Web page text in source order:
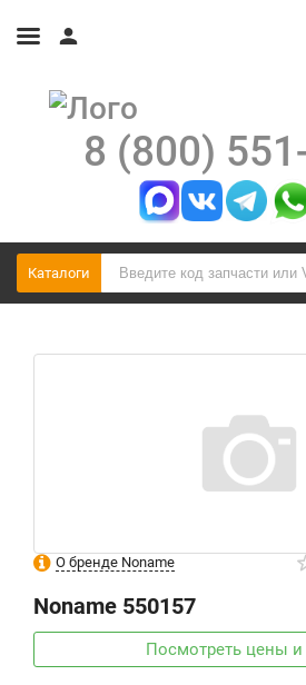
8 (800)
Каталоги
О бренде Noname
Noname 550157
Посмотреть цены и